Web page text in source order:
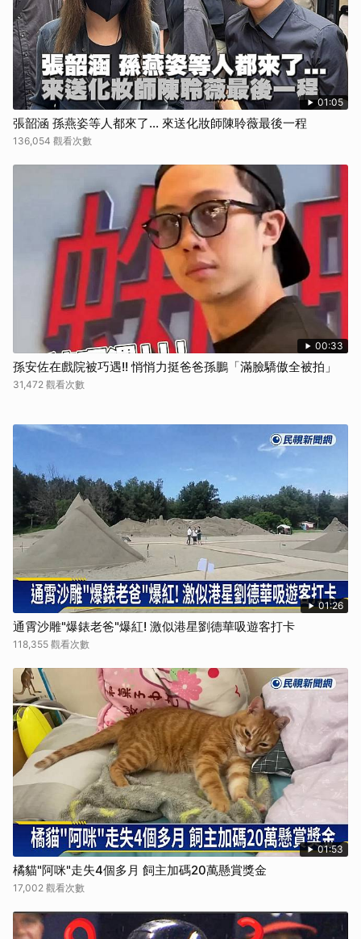
01:05
張韶涵 孫燕姿等人都來了... 來送化妝師陳聆薇最後一程
136,054 觀看次數
00:33
孫安佐在戲院被巧遇!! 悄悄力挺爸爸孫鵬「滿臉驕傲全被拍」
31,472 觀看次數
01:26
通霄沙雕"爆錶老爸"爆紅! 激似港星劉德華吸遊客打卡
118,355 觀看次數
01:53
橘貓"阿咪"走失4個多月 飼主加碼20萬懸賞獎金
17,002 觀看次數